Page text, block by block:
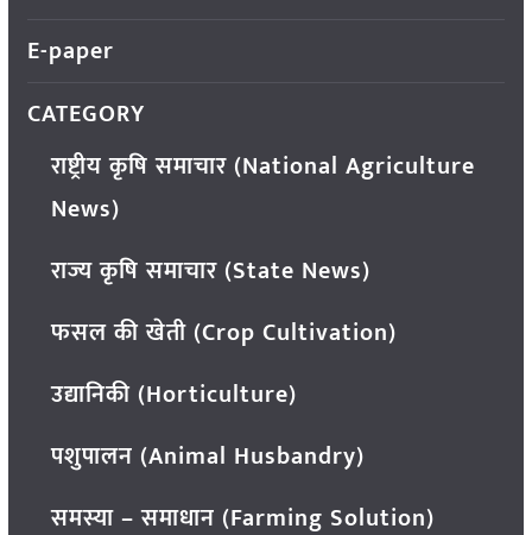
E-paper
CATEGORY
राष्ट्रीय कृषि समाचार (National Agriculture
News)
राज्य कृषि समाचार (State News)
फसल की खेती (Crop Cultivation)
उद्यानिकी (Horticulture)
पशुपालन (Animal Husbandry)
समस्या – समाधान (Farming Solution)